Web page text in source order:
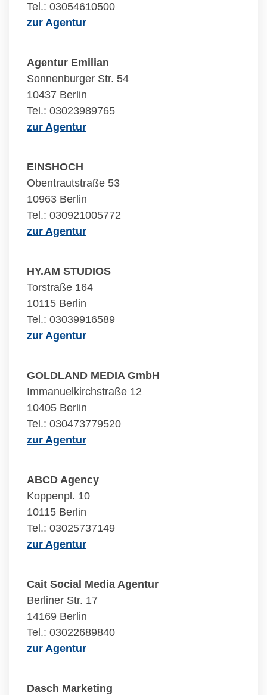
Tel.: 03054610500
zur Agentur
Agentur Emilian
Sonnenburger Str. 54
10437 Berlin
Tel.: 03023989765
zur Agentur
EINSHOCH
Obentrautstraße 53
10963 Berlin
Tel.: 030921005772
zur Agentur
HY.AM STUDIOS
Torstraße 164
10115 Berlin
Tel.: 03039916589
zur Agentur
GOLDLAND MEDIA GmbH
Immanuelkirchstraße 12
10405 Berlin
Tel.: 030473779520
zur Agentur
ABCD Agency
Koppenpl. 10
10115 Berlin
Tel.: 03025737149
zur Agentur
Cait Social Media Agentur
Berliner Str. 17
14169 Berlin
Tel.: 03022689840
zur Agentur
Dasch Marketing